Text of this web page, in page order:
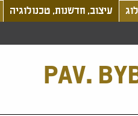
עיצוב, חדשנות, טכנולוגיה
PAV.